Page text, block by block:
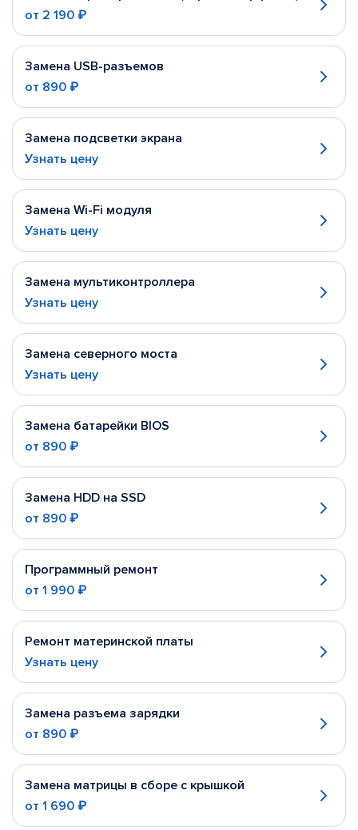
от 2 190 ₽
Замена USB-разъемов
от 890 ₽
Замена подсветки экрана
Узнать цену
Замена Wi-Fi модуля
Узнать цену
Замена мультиконтроллера
Узнать цену
Замена северного моста
Узнать цену
Замена батарейки BIOS
от 890 ₽
Замена HDD на SSD
от 890 ₽
Программный ремонт
от 1 990 ₽
Ремонт материнской платы
Узнать цену
Замена разъема зарядки
от 890 ₽
Замена матрицы в сборе с крышкой
от 1 690 ₽